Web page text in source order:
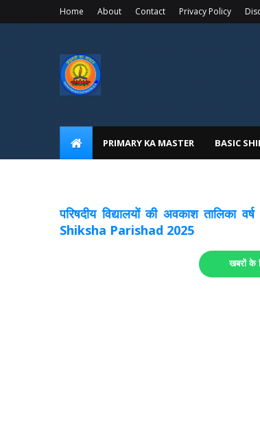
Home About Contact Privacy Policy
PRIMARY KA MASTER BASIC
परिषदीय विद्यालयों की अवकाश
Shiksha Parishad 2025
खबरों के